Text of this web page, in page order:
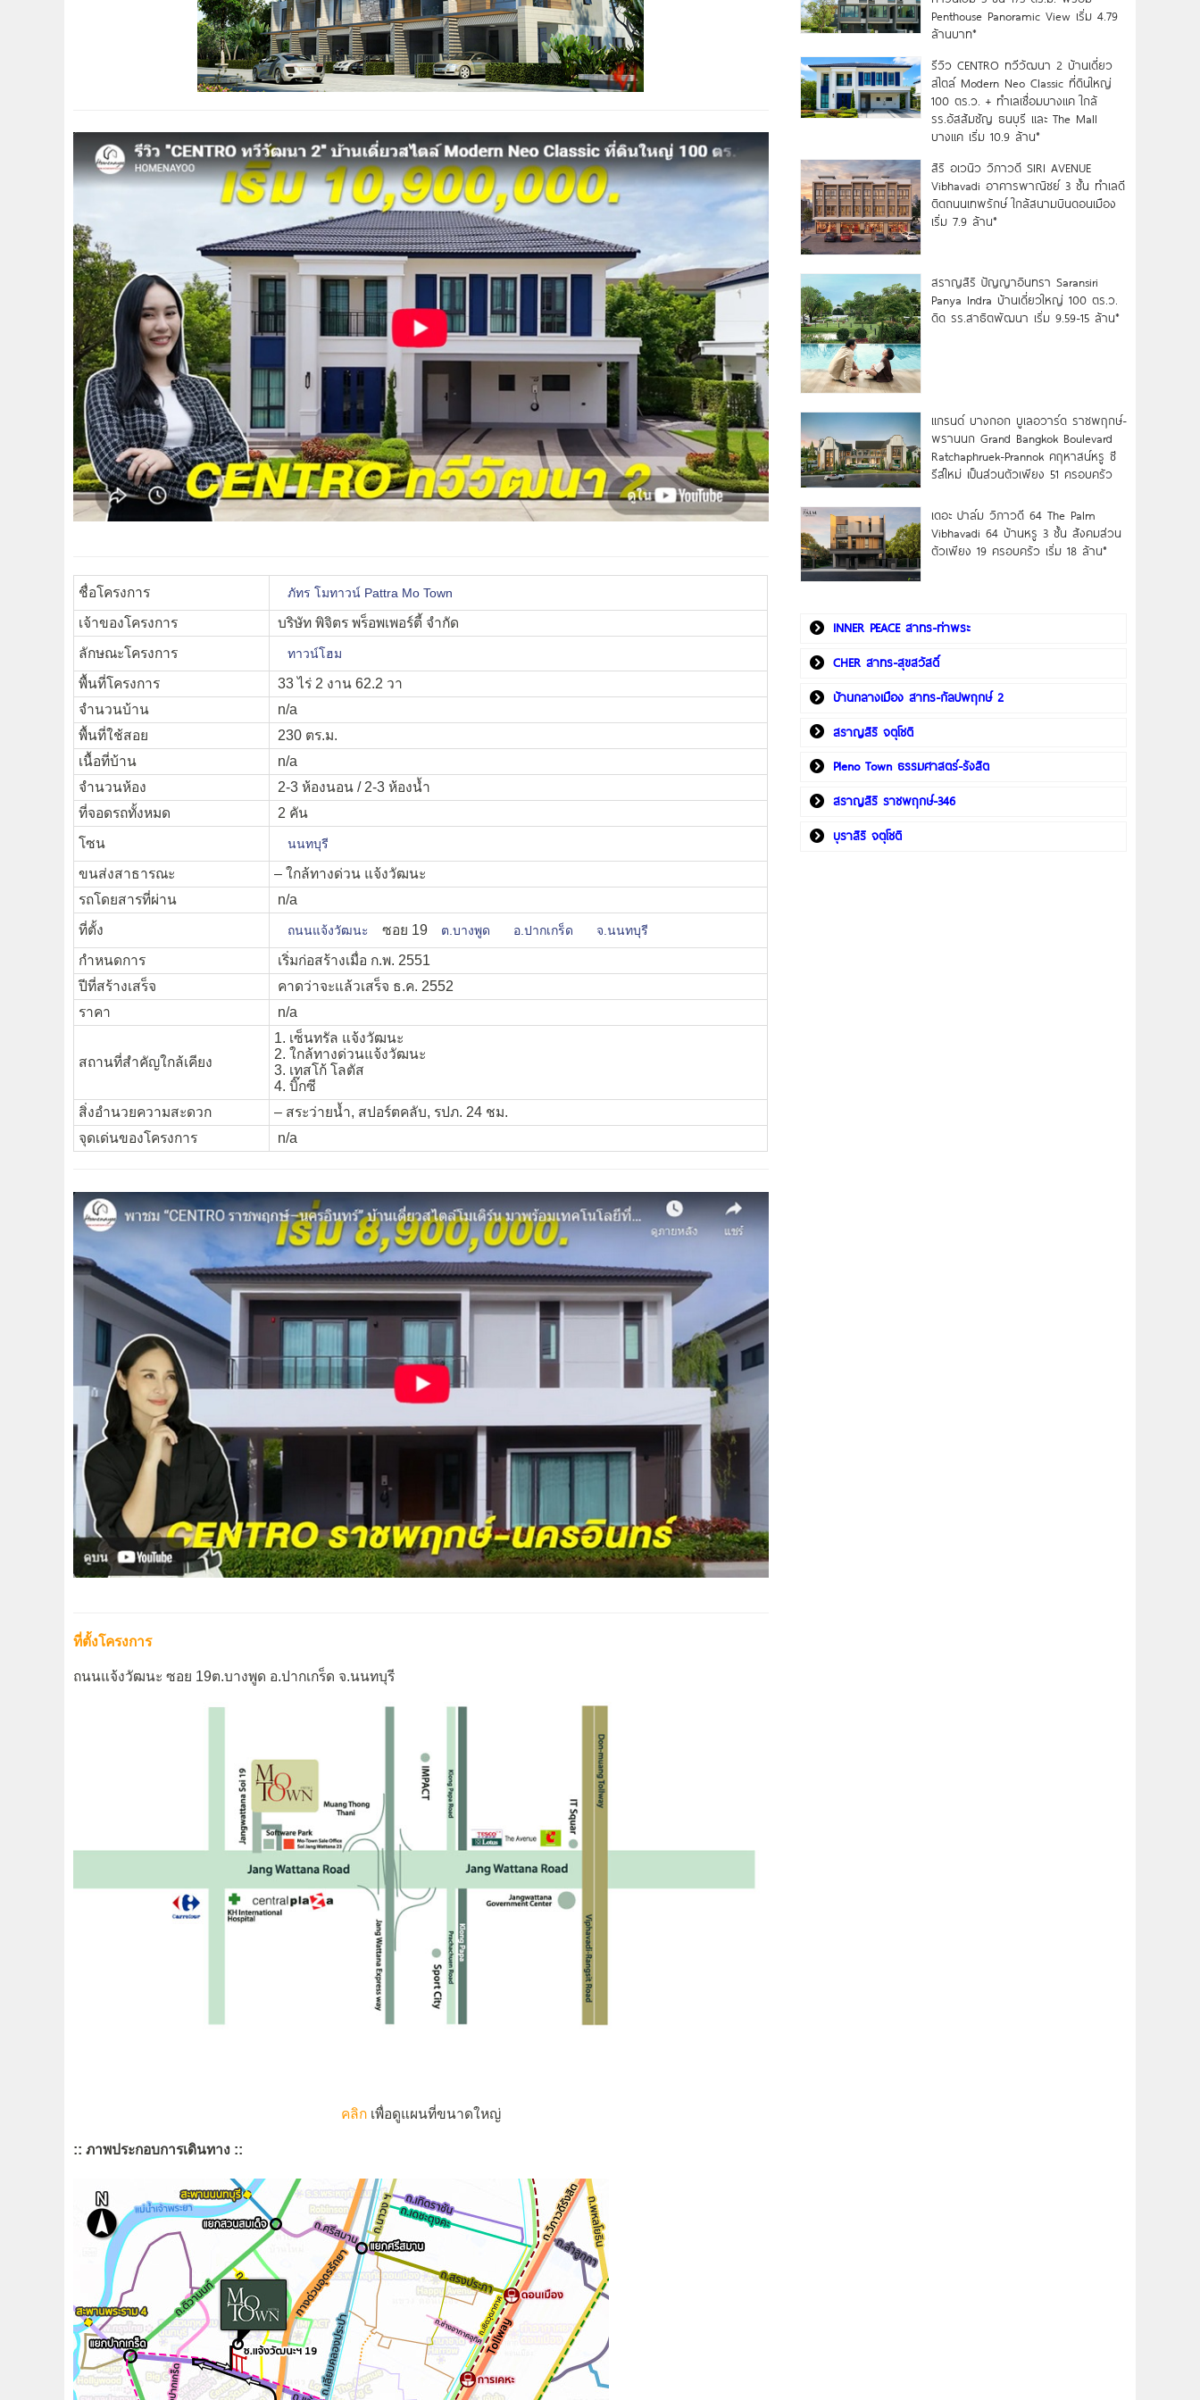
ชื่อโครงการ ภัทร โมทาวน์ Pattra Mo Town
เจ้าของโครงการ
บริษัท พิจิตร พร็อพเพอร์ตี้ จำกัด
ลักษณะโครงการ
ทาวน์โฮม
พื้นที่โครงการ
33 ไร่ 2 งาน 62.2 วา
จำนวนบ้าน
n/a
พื้นที่ใช้สอย
230 ตร.ม.
เนื้อที่บ้าน
n/a
จำนวนห้อง
2-3 ห้องนอน / 2-3 ห้องน้ำ
ที่จอดรถทั้งหมด
2 คัน
โซน
นนทบุรี
ขนส่งสาธารณะ
– ใกล้ทางด่วน แจ้งวัฒนะ
รถโดยสารที่ผ่าน
n/a
ที่ตั้ง
ถนนแจ้งวัฒนะ ซอย 19 ต.บางพูด อ.ปากเกร็ด จ.นนทบุรี
กำหนดการ
เริ่มก่อสร้างเมื่อ ก.พ. 2551
ปีที่สร้างเสร็จ
คาดว่าจะแล้วเสร็จ ธ.ค. 2552
ราคา
n/a
สถานที่สำคัญใกล้เคียง
1. เซ็นทรัล แจ้งวัฒนะ
2. ใกล้ทางด่วนแจ้งวัฒนะ
3. เทสโก้ โลตัส
4. บิ๊กซี
สิ่งอำนวยความสะดวก
– สระว่ายน้ำ, สปอร์ตคลับ, รปภ. 24 ชม.
จุดเด่นของโครงการ
n/a
ที่ตั้งโครงการ
ถนนแจ้งวัฒนะ ซอย 19ต.บางพูด อ.ปากเกร็ด จ.นนทบุรี
คลิกเพื่อดูแผนที่ขนาดใหญ่
:: ภาพประกอบการเดินทาง ::
Penthouse Panoramic View เริ่ม 4.79
ล้านบาท*
รีวิว CENTRO ทวีวัฒนา 2 บ้านเดี่ยว
สไตล์ Modern Neo Classic ที่ดินใหญ่
100 ตร.ว. + ทำเลเชื่อมบางแค ใกล้
รร.อัสสัมชัญ ธนบุรี และ The Mall
บางแค เริ่ม 10.9 ล้าน*
สิริ อเวนิว วิภาวดี SIRI AVENUE
Vibhavadi อาคารพาณิชย์ 3 ชั้น ทำเลดี
ติดถนนเทพรักษ์ ใกล้สนามบินดอนเมือง
เริ่ม 7.9 ล้าน*
สราญสิริ ปัญญาอินทรา Saransiri
Panya Indra บ้านเดี่ยวใหญ่ 100 ตร.ว.
ดิด รร.สาธิตพัฒนา เริ่ม 9.59-15 ล้าน*
แกรนด์ บางกอก บูเลอวาร์ด ราชพฤกษ์-
พรานนก Grand Bangkok Boulevard
Ratchaphruek-Prannok คฤหาสน์หรู ซี
รีส์ใหม่ เป็นส่วนตัวเพียง 51 ครอบครัว
เดอะ ปาล์ม วิภาวดี 64 The Palm
Vibhavadi 64 บ้านหรู 3 ชั้น สังคมส่วน
ตัวเพียง 19 ครอบครัว เริ่ม 18 ล้าน*
INNER PEACE สาทร-ท่าพระ
CHER สาทร-สุขสวัสดิ์
บ้านกลางเมือง สาทร-กัลปพฤกษ์ 2
สราญสิริ จตุโชติ
Pleno Town ธรรมศาสตร์-รังสิต
สราญสิริ ราชพฤกษ์-346
บุราสิริ จตุโชติ